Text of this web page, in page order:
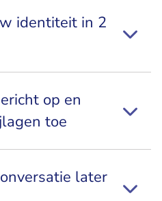
identiteit in 2
op en
toe
later